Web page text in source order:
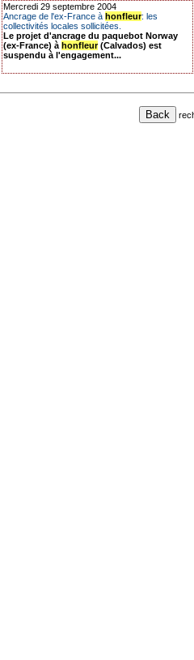
Mercredi 29 septembre 2004
Ancrage de l'ex-France à honfleur: les
collectivités locales sollicitées.
Le projet d'ancrage du paquebot Norway
(ex-France) à honfleur(Calvados) est
suspendu à l'engagement...